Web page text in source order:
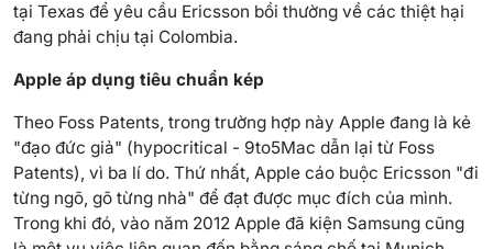
tại Texas để yêu cầu Ericsson bồi thường về các thiệt hại
đang phải chịu tại Colombia.
Apple áp dụng tiêu chuẩn kép
Theo Foss Patents, trong trường hợp này Apple đang là kẻ
"đạo đức giả" (hypocritical - 9to5Mac dẫn lại từ Foss
Patents), vì ba lí do. Thứ nhất, Apple cáo buộc Ericsson "đi
từng ngõ, gõ từng nhà" để đạt được mục đích của mình.
Trong khi đó, vào năm 2012 Apple đã kiện Samsung cũng